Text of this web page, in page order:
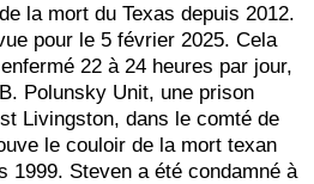
la mort du Texas depuis 2012.
pour le 5 février 2025. Cela
22 à 24 heures par jour,
Polunsky Unit, une prison
Livingston, dans le comté de
le couloir de la mort texan
1999. Steven a été condamné à